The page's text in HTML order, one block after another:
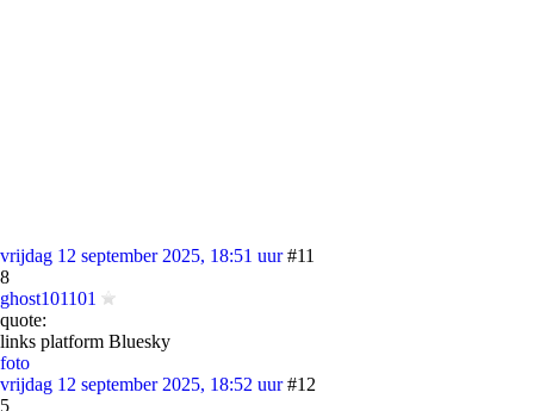
vrijdag 12 september 2025, 18:51 uur #11
8
ghost101101
quote:
links platform Bluesky
foto
vrijdag 12 september 2025, 18:52 uur #12
5